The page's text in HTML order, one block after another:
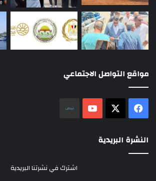
مواقع التواصل الاجتماعي
فيسبوك ‫YouTube
النشرة البريدية
اشترك في نشرتنا البريدية